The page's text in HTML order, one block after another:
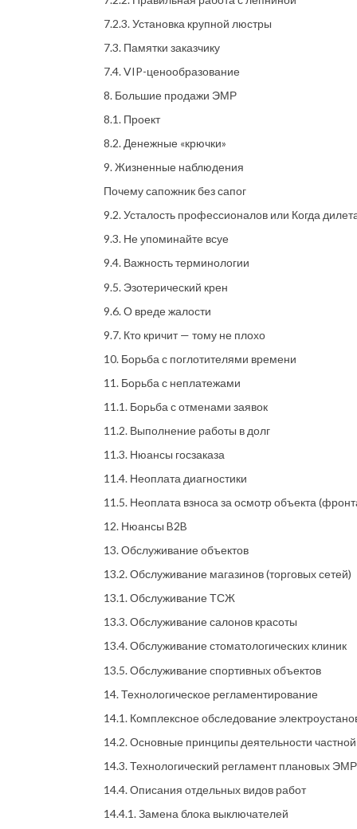
7.2.3. Установка крупной люстры
7.3. Памятки заказчику
7.4. VIP-ценообразование
8. Большие продажи ЭМР
8.1. Проект
8.2. Денежные «крючки»
9. Жизненные наблюдения
Почему сапожник без сапог
9.2. Усталость профессионалов или Когда
9.3. Не упоминайте всуе
9.4. Важность терминологии
9.5. Эзотерический крен
9.6. О вреде жалости
9.7. Кто кричит — тому не плохо
10. Борьба с поглотителями времени
11. Борьба с неплатежами
11.1. Борьба с отменами заявок
11.2. Выполнение работы в долг
11.3. Нюансы госзаказа
11.4. Неоплата диагностики
11.5. Неоплата взноса за осмотр объекта
12. Нюансы B2B
13. Обслуживание объектов
13.2. Обслуживание магазинов (торговых сетей)
13.1. Обслуживание ТСЖ
13.3. Обслуживание салонов красоты
13.4. Обслуживание стоматологических клиник
13.5. Обслуживание спортивных объектов
14. Технологическое регламентирование
14.1. Комплексное обследование
14.2. Основные принципы деятельности
14.3. Технологический регламент плановых ЭМР
14.4. Описания отдельных видов работ
14.4.1. Замена блока выключателей